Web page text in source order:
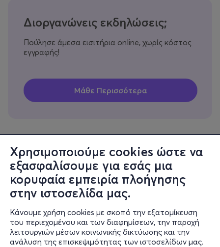
Χρησιμοποιούμε cookies ώστε να
εξασφαλίσουμε για εσάς μια
κορυφαία εμπειρία πλοήγησης
στην ιστοσελίδα μας.
Κάνουμε χρήση cookies με σκοπό την εξατομίκευση
του περιεχομένου και των διαφημίσεων, την παροχή
λειτουργιών μέσων κοινωνικής δικτύωσης και την
ανάλυση της επισκεψιμότητας των ιστοσελίδων μας.
Διοργανώνεις εκδηλώσεις;
Πούλησε άμεσα εισιτήρια online, χωρίς κόστος
εγγραφής!
Πληροφορίες
Υποστήριξη
Stay Connected